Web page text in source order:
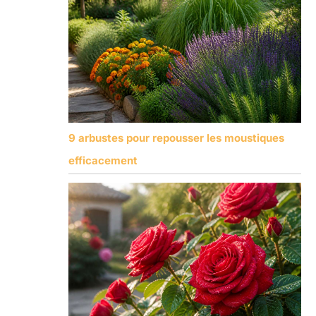
9 arbustes pour repousser les moustiques
efficacement